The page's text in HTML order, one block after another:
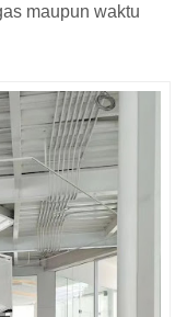
maupun waktu